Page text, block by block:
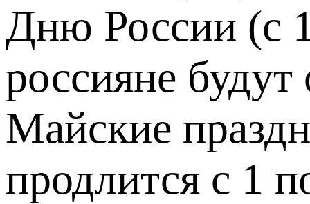
Дню России (с
россияне
Майские
продлится с 1